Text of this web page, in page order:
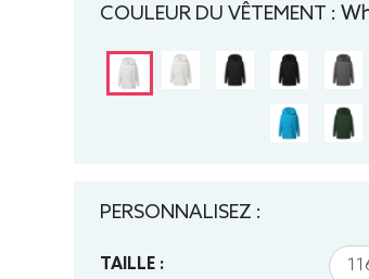
COULEUR DU VÊTEMENT :
PERSONNALISEZ :
TAILLE :